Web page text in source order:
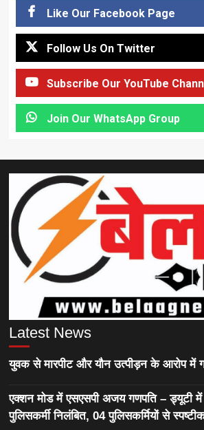
Like Our Facebook Page
Follow Us On Twitter
Subscribe Our YouTube
Join Our WhatsApp Group
Latest News
युवक से मारपीट और यौन उत्पीड़न के आरोप में
एक्शन मोड में एसएसपी अजय गणपति – ड्यूटी में
पुलिसकर्मी निलंबित, 04 पुलिसकर्मियों से